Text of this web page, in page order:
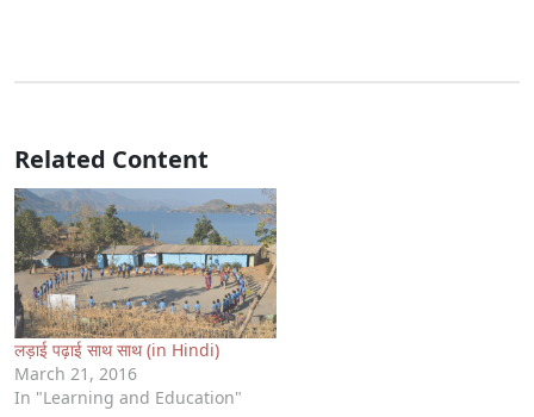
Related Content
लड़ाई पढ़ाई साथ साथ (in Hindi)
March 21, 2016
In "Learning and Education"